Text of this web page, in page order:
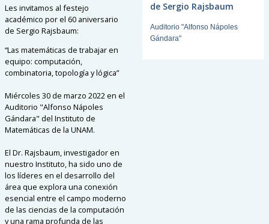
Les invitamos al festejo
académico por el 60 aniversario
de Sergio Rajsbaum:
“Las matemáticas de trabajar en
equipo: computación,
combinatoria, topología y lógica”
Miércoles 30 de marzo 2022 en el
Auditorio "Alfonso Nápoles
Gándara" del Instituto de
Matemáticas de la UNAM.
El Dr. Rajsbaum, investigador en
nuestro Instituto, ha sido uno de
los líderes en el desarrollo del
área que explora una conexión
esencial entre el campo moderno
de las ciencias de la computación
y una rama profunda de las
de Sergio Rajsbaum
Auditorio "Alfonso Nápoles
Gándara"